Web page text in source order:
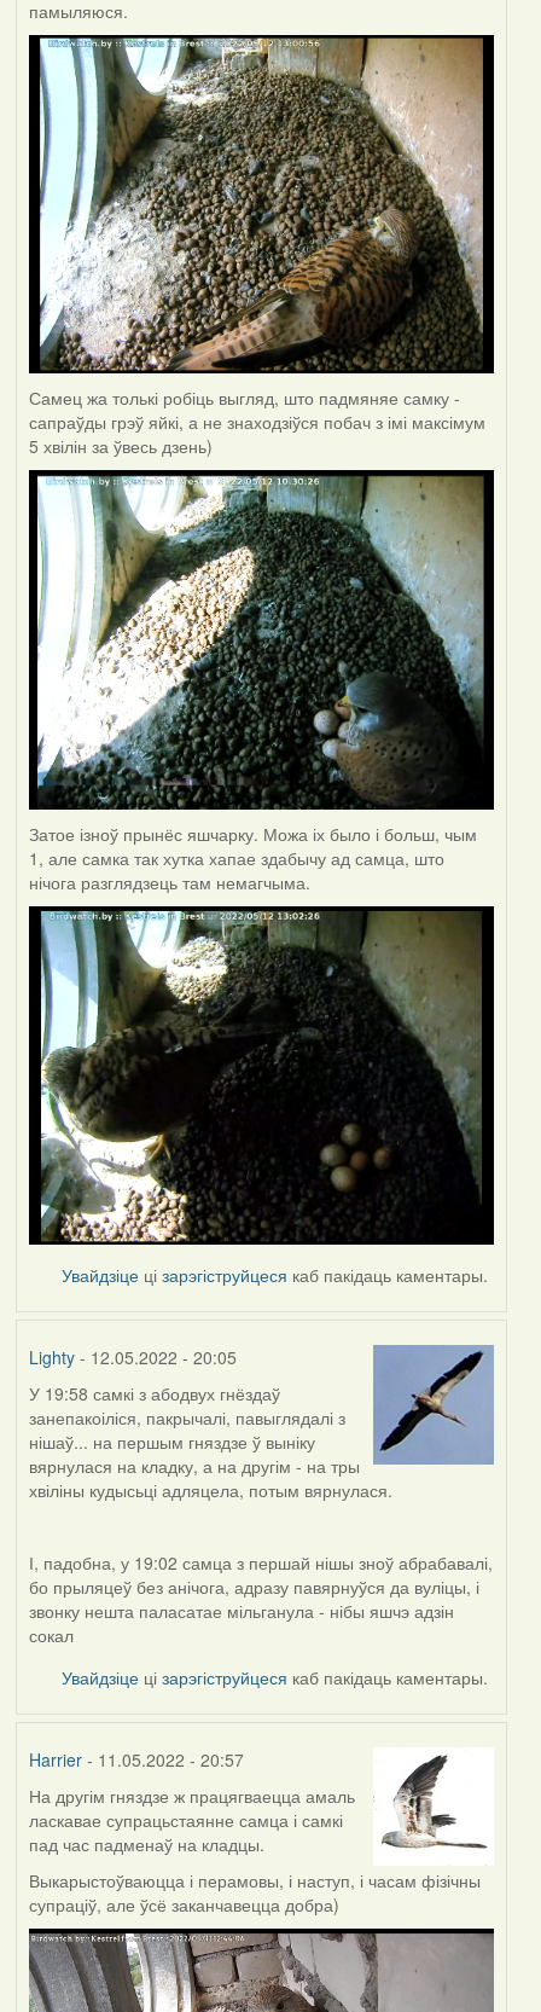
памыляюся.
Самец жа толькі робіць выгляд, што падмяняе самку -
сапраўды грэў яйкі, а не знаходзіўся побач з імі максімум
5 хвілін за ўвесь дзень)
Затое ізноў прынёс яшчарку. Можа іх было і больш, чым
1, але самка так хутка хапае здабычу ад самца, што
нічога разглядзець там немагчыма.
Увайдзіце цізарэгіструйцеся каб пакідаць каментары.
Lighty- 12.05.2022 - 20:05
У 19:58 самкі з абодвух гнёздаў
занепакоіліся, пакрычалі, павыглядалі з
нішаў... на першым гняздзе ў выніку
вярнулася на кладку, а на другім - на тры
хвіліны кудысьці адляцела, потым вярнулася.
І, падобна, у 19:02 самца з першай нішы зноў абрабавалі,
бо прыляцеў без анічога, адразу павярнуўся да вуліцы, і
звонку нешта паласатае мільганула - нібы яшчэ адзін
сокал
Увайдзіце цізарэгіструйцеся каб пакідаць каментары.
Harrier- 11.05.2022 - 20:57
На другім гняздзе ж працягваецца амаль
ласкавае супрацьстаянне самца і самкі
пад час падменаў на кладцы.
Выкарыстоўваюцца і перамовы, і наступ, і часам фізічны
супраціў, але ўсё заканчавецца добра)